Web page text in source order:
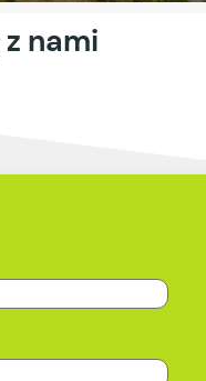
z nami